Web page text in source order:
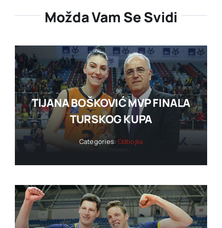
Možda Vam Se Svidi
TIJANA BOŠKOVIĆ MVP FINALA
TURSKOG KUPA
Categories: Odbojka